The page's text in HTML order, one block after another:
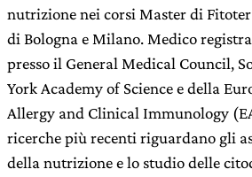
nutrizione nei corsi Master di
di Bologna e Milano. Medico
presso il General Medical Council,
York Academy of Science e della
Allergy and Clinical Immunology
ricerche più recenti riguardano gli
della nutrizione e lo studio delle